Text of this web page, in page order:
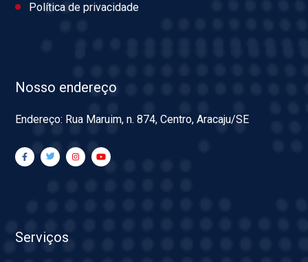
Política de privacidade
Nosso endereço
Endereço: Rua Maruim, n. 874, Centro, Aracaju/SE
Serviços